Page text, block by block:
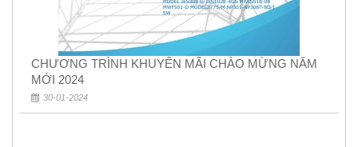
CHƯƠNG TRÌNH KHUYẾN MÃI CHÀO MỪNG NĂM
MỚI 2024
30-01-2024